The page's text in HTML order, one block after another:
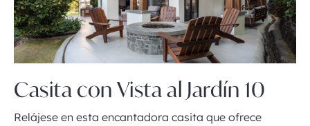
Casita con Vista al Jardín 10
Relájese en esta encantadora casita que ofrece